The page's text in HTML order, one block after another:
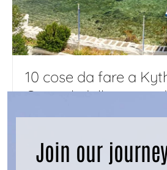
10 cose da fare a
Consigli dalla gente
1 GIUGNO 2024
Kythnos è un'isola che ti
opzioni di attività. Puoi
Join our